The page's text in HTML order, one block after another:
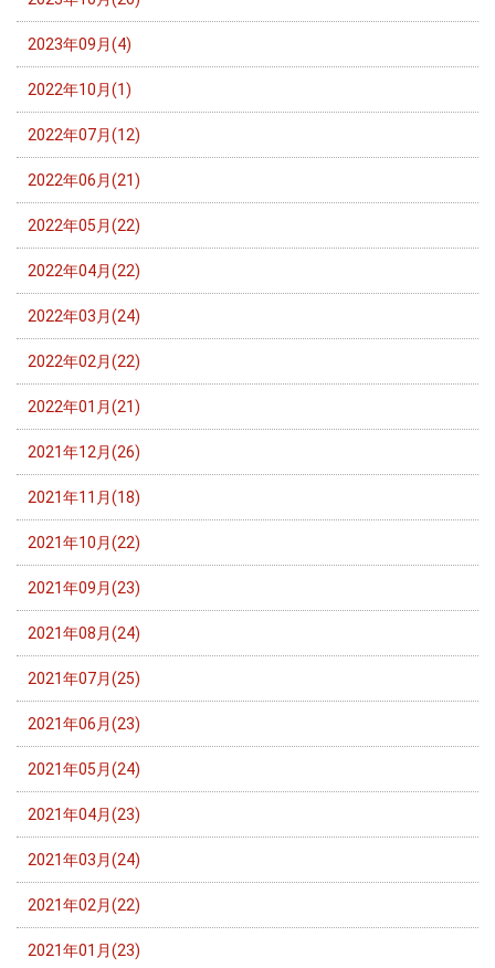
2023年09月(4)
2022年10月(1)
2022年07月(12)
2022年06月(21)
2022年05月(22)
2022年04月(22)
2022年03月(24)
2022年02月(22)
2022年01月(21)
2021年12月(26)
2021年11月(18)
2021年10月(22)
2021年09月(23)
2021年08月(24)
2021年07月(25)
2021年06月(23)
2021年05月(24)
2021年04月(23)
2021年03月(24)
2021年02月(22)
2021年01月(23)